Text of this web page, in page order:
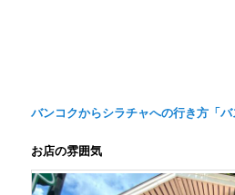
バンコクからシラチャへの行き方「
お店の雰囲気